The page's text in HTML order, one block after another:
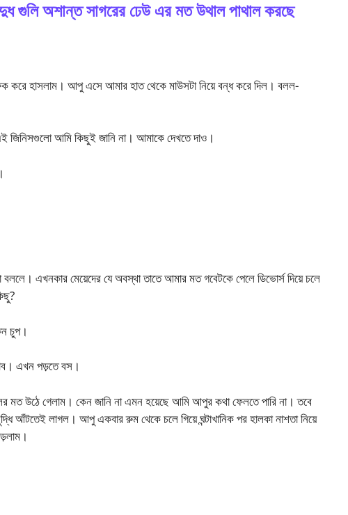
গুলি অশান্ত সাগরের ঢেউ এর মত উথাল পাথাল করছে
করে হাসলাম। আপু এসে আমার হাত থেকে মাউসটা নিয়ে বন্ধ করে দিল। বলল-
আমি কিছুই জানি না। আমাকে দেখতে দাও।
এখনকার মেয়েদের যে অবস্থা তাতে আমার মত গবেটকে পেলে ডিভোর্স দিয়ে চলে
চুপ।
এখন পড়তে বস।
মত উঠে গেলাম। কেন জানি না এমন হয়েছে আমি আপুর কথা ফেলতে পারি না। তবে
আঁটতেই লাগল। আপু একবার রুম থেকে চলে গিয়ে ঘন্টাখানিক পর হালকা নাশতা নিয়ে